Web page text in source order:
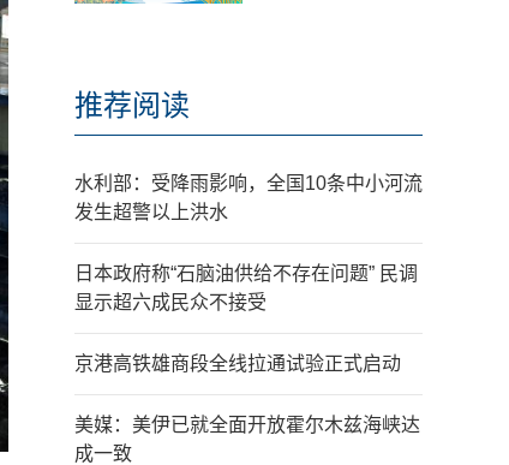
推荐阅读
水利部：受降雨影响，全国10条中小河流
发生超警以上洪水
日本政府称“石脑油供给不存在问题” 民调
显示超六成民众不接受
京港高铁雄商段全线拉通试验正式启动
美媒：美伊已就全面开放霍尔木兹海峡达
成一致